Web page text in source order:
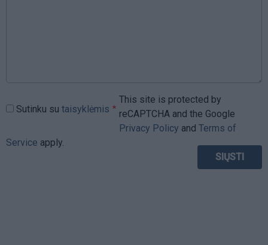
Sutinku su taisyklėmis
This site is protected by
reCAPTCHA and the Google
Privacy Policy and Terms of
Service apply.